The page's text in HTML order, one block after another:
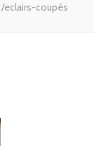
/eclairs-coupés